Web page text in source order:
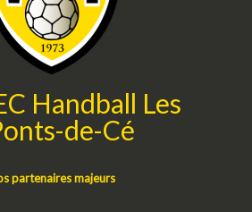
Handball Les
de-Cé
partenaires majeurs